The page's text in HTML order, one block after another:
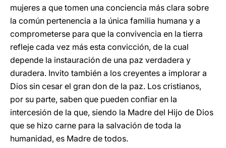
mujeres a que tomen una conciencia más clara sobre
la común pertenencia a la única familia humana y a
comprometerse para que la convivencia en la tierra
refleje cada vez más esta convicción, de la cual
depende la instauración de una paz verdadera y
duradera. Invito también a los creyentes a implorar a
Dios sin cesar el gran don de la paz. Los cristianos,
por su parte, saben que pueden confiar en la
intercesión de la que, siendo la Madre del Hijo de Dios
que se hizo carne para la salvación de toda la
humanidad, es Madre de todos.